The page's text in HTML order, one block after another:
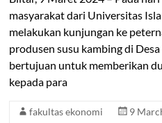
masyarakat dari Universitas
melakukan kunjungan ke
produsen susu kambing di
bertujuan untuk memberikan
kepada para
fakultas ekonomi
9